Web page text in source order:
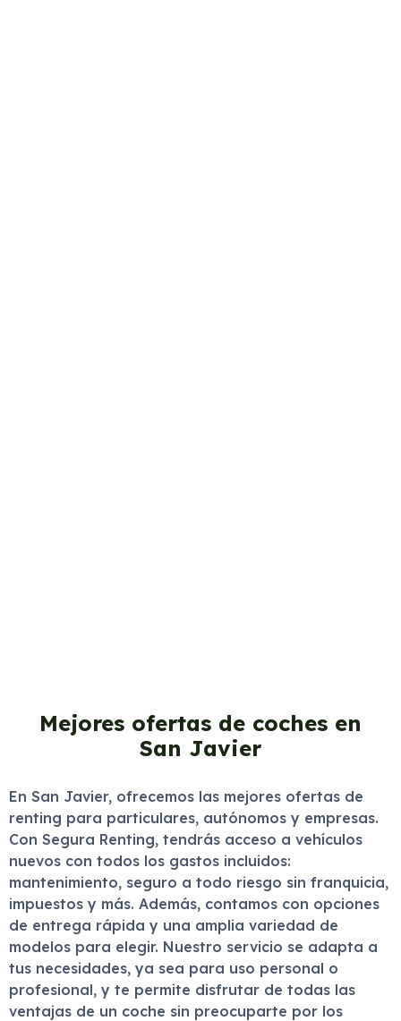
Mejores ofertas de coches en
San Javier
En San Javier, ofrecemos las mejores ofertas de
renting para particulares, autónomos y empresas.
Con Segura Renting, tendrás acceso a vehículos
nuevos con todos los gastos incluidos:
mantenimiento, seguro a todo riesgo sin franquicia,
impuestos y más. Además, contamos con opciones
de entrega rápida y una amplia variedad de
modelos para elegir. Nuestro servicio se adapta a
tus necesidades, ya sea para uso personal o
profesional, y te permite disfrutar de todas las
ventajas de un coche sin preocuparte por los